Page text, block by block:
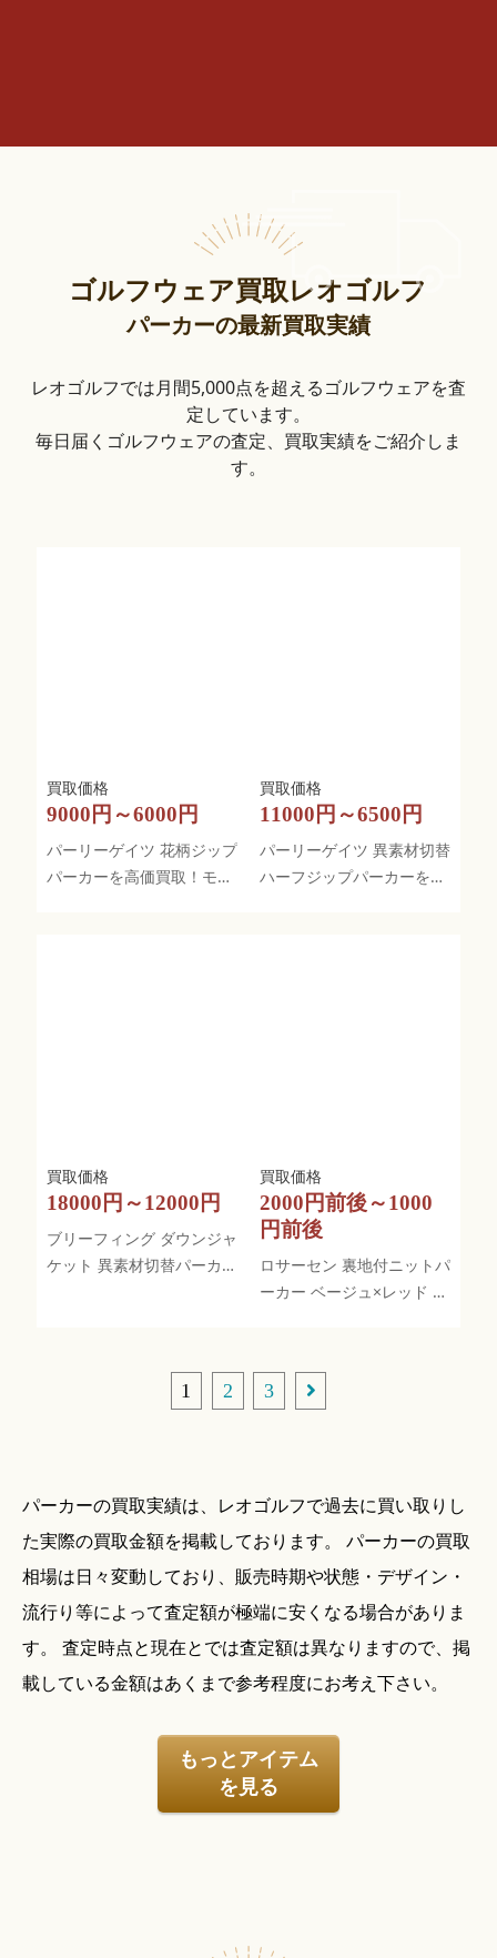
ゴルフウェア買取レオゴルフ
パーカーの最新買取実績
レオゴルフでは月間5,000点を超えるゴルフウェアを査
定しています。
毎日届くゴルフウェアの査定、買取実績をご紹介しま
す。
9000円～6000円
パーリーゲイツ 花柄ジップ
パーカーを高価買取！モノ
11000円～6500円
パーリーゲイツ 異素材切替
ハーフジップパーカーを高
18000円～12000円
ブリーフィング ダウンジャ
ケット 異素材切替パーカー
2000円前後～1000
円前後
ロサーセン 裏地付ニットパ
ーカー ベージュ×レッド ボ
1 2 3
パーカーの買取実績は、レオゴルフで過去に買い取りし
た実際の買取金額を掲載しております。 パーカーの買取
相場は日々変動しており、販売時期や状態・デザイン・
流行り等によって査定額が極端に安くなる場合がありま
す。 査定時点と現在とでは査定額は異なりますので、掲
載している金額はあくまで参考程度にお考え下さい。
もっとアイテム
を見る